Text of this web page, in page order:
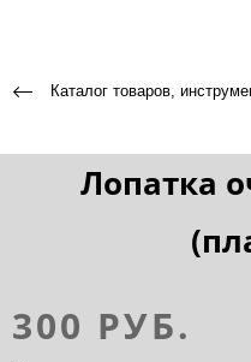
Каталог товаров,
Лопатка
300 РУБ.